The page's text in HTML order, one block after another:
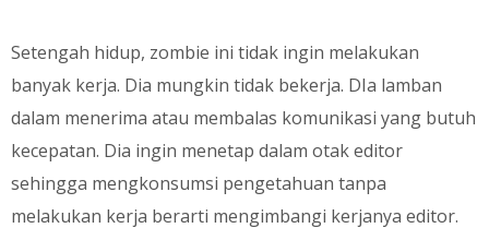
Setengah hidup, zombie ini tidak ingin melakukan
banyak kerja. Dia mungkin tidak bekerja. DIa lamban
dalam menerima atau membalas komunikasi yang butuh
kecepatan. Dia ingin menetap dalam otak editor
sehingga mengkonsumsi pengetahuan tanpa
melakukan kerja berarti mengimbangi kerjanya editor.